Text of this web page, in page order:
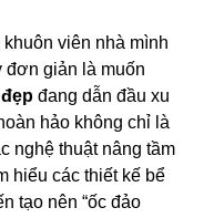
viên nhà mình
đơn giản là muốn
đang dẫn đầu xu
hảo không chỉ là
nghệ thuật nâng tầm
hiểu các thiết kế bể
tạo nên “ốc đảo